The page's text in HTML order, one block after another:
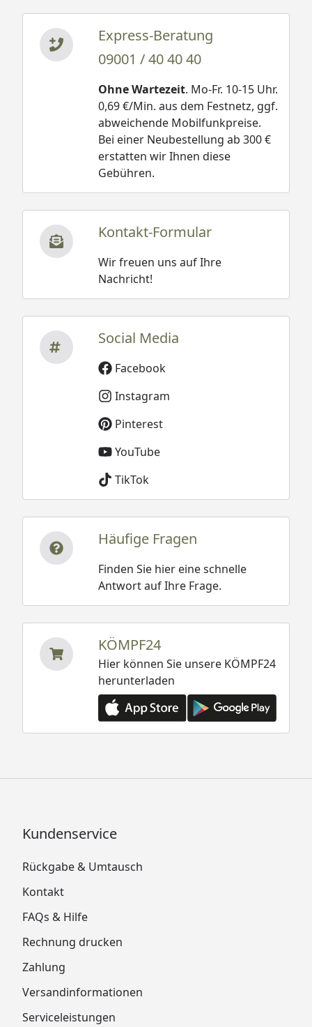
Express-Beratung
09001 / 40 40 40
Ohne Wartezeit. Mo-Fr. 10-15 Uhr.
0,69 €/Min. aus dem Festnetz, ggf.
abweichende Mobilfunkpreise.
Bei einer Neubestellung ab 300 €
erstatten wir Ihnen diese
Gebühren.
Kontakt-Formular
Wir freuen uns auf Ihre
Nachricht!
Social Media
Facebook
Instagram
Pinterest
YouTube
TikTok
Häufige Fragen
Finden Sie hier eine schnelle
Antwort auf Ihre Frage.
KÖMPF24
Hier können Sie unsere KÖMPF24
herunterladen
Kundenservice
Rückgabe & Umtausch
Kontakt
FAQs & Hilfe
Rechnung drucken
Zahlung
Versandinformationen
Serviceleistungen